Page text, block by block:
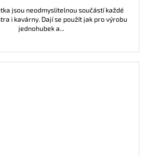
jsou neodmyslitelnou součástí každé
i kavárny. Dají se použít jak pro výrobu
jednohubek a...